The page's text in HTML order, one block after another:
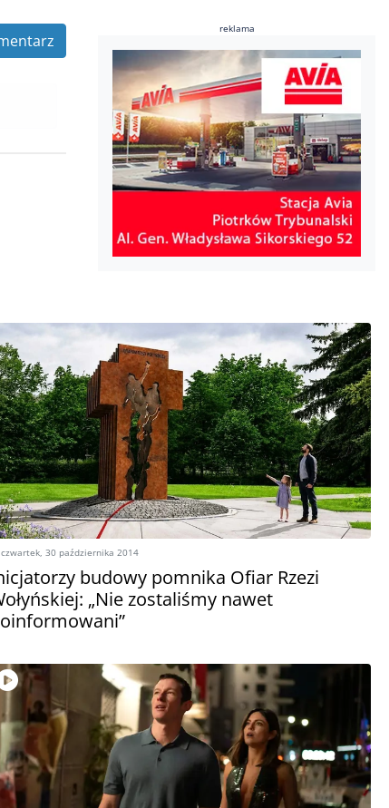
reklama
30 października 2014
budowy pomnika Ofiar Rzezi
„Nie zostaliśmy nawet